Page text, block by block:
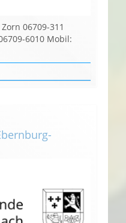
06709-311
6010 Mobil: